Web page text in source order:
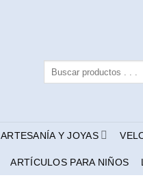
ARTESANÍA Y JOYAS
ARTÍCULOS PARA NIÑOS